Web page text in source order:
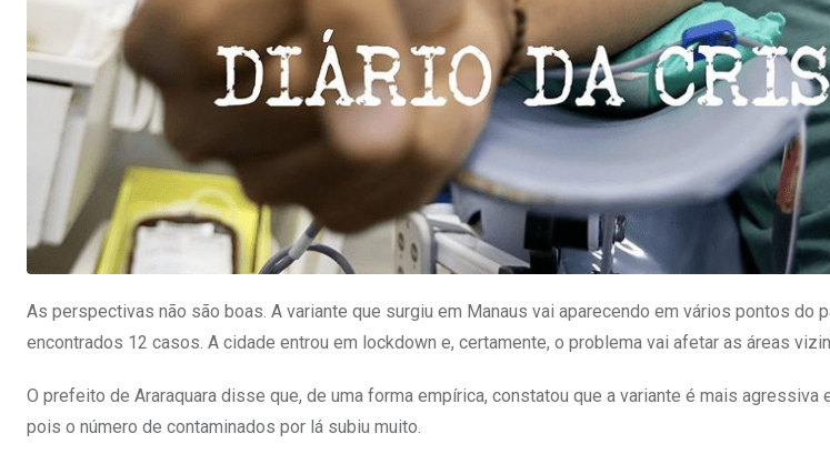
As perspectivas não são boas. A variante que surgiu em Manaus vai aparecendo em vários pontos do
encontrados 12 casos. A cidade entrou em lockdown e, certamente, o problema vai afetar as áreas
O prefeito de Araraquara disse que, de uma forma empírica, constatou que a variante é mais agressiva
pois o número de contaminados por lá subiu muito.